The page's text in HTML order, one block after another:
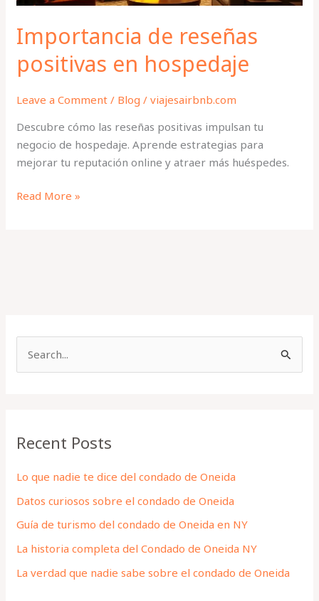
Importancia de reseñas
positivas en hospedaje
Leave a Comment / Blog /viajesairbnb.com
Descubre cómo las reseñas positivas impulsan tu
negocio de hospedaje. Aprende estrategias para
mejorar tu reputación online y atraer más huéspedes.
Read More »
c
f
o
r
:
Recent Posts
Lo que nadie te dice del condado de Oneida
Datos curiosos sobre el condado de Oneida
Guía de turismo del condado de Oneida en NY
La historia completa del Condado de Oneida NY
La verdad que nadie sabe sobre el condado de Oneida